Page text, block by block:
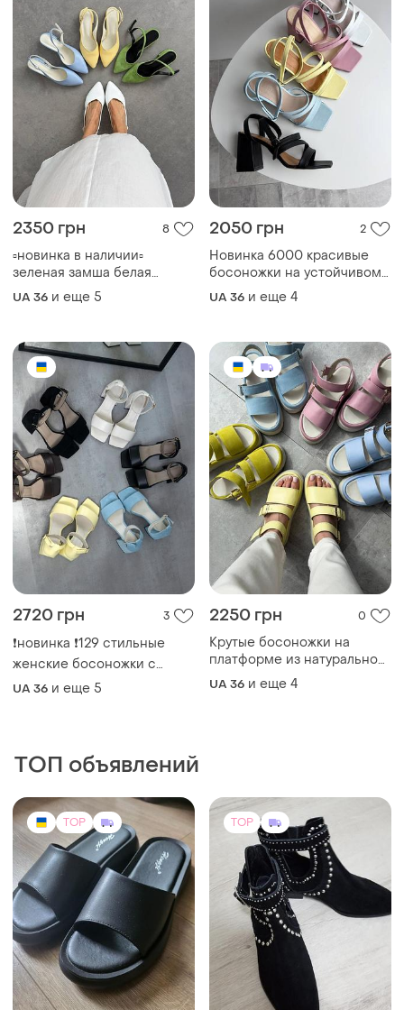
2350 грн 8
▫️новинка в наличии▫️
зеленая замша белая
желтая голубая кожа
изящные босоножки
замша (италия) удобный
каблук - 4 см
UA 36 и еще 5
2050 грн 2
Новинка 6000 красивые
босоножки на устойчивом
каблуке из натуральной
UA 36 и еще 4
2720 грн 3
❗️новинка ❗️129 стильные
женские босоножки с
закрытой пяткой
натуральная премиум-кожа
UA 36 и еще 5
2250 грн 0
Крутые босоножки на
платформе из натуральной
кожи/замши
UA 36 и еще 4
ТОП объявлений
TOP TOP